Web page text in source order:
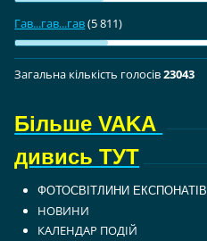
Гав...гав...гав(5 811)
Загальна кількість голосiв23043
Більше VAKA
дивись ТУТ
ФОТОСВІТЛИНИ ЕКСПОНАТІВ
НОВИНИ
КАЛЕНДАР ПОДІЙ